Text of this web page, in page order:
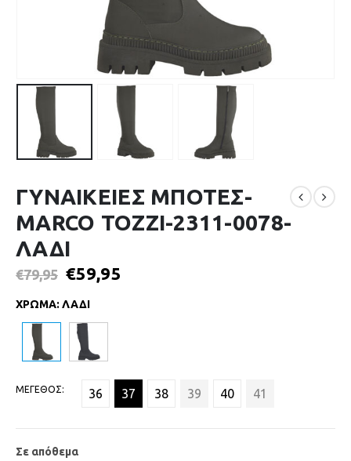
ΓΥΝΑΙΚΕΙΕΣ ΜΠΟΤΕΣ-
MARCO TOZZI-2311-0078-
ΛΑΔΙ
€79,95 €59,95
ΧΡΩΜΑ: ΛΑΔΙ
ΜΕΓΕΘΟΣ 36 37 38 39 40 41
Σε απόθεμα